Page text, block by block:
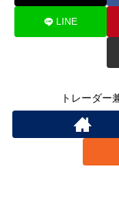
LINE
トレーダー